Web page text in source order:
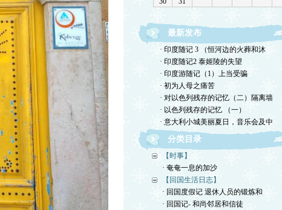
最新发布
· 印度随记 3 （恒河边的火葬和沐
· 印度随记2 泰姬陵的失望
· 印度游随记（1）上当受骗
· 初为人母之痛苦
· 对以色列残存的记忆（二）隔离墙
· 以色列残存的记忆 （一）
· 意大利小城美丽夏日，音乐会及中
分类目录
【时事】
· 奄奄一息的加沙
【回国生活日志】
· 回国度假记 退休人员的锻炼和
· 回国记- 和尚邻居和信徒